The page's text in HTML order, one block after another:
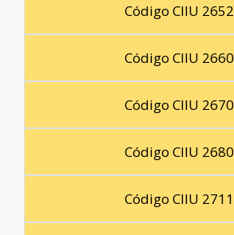
Código CIIU 2652
Código CIIU 2660
Código CIIU 2670
Código CIIU 2680
Código CIIU 2711